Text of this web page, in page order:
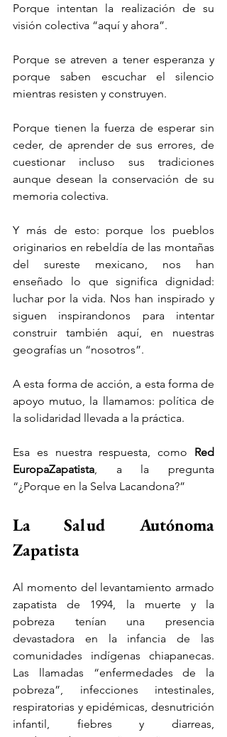
Porque intentan la realización de su
visión colectiva “aquí y ahora”.
Porque se atreven a tener esperanza y
porque saben escuchar el silencio
mientras resisten y construyen.
Porque tienen la fuerza de esperar sin
ceder, de aprender de sus errores, de
cuestionar incluso sus tradiciones
aunque desean la conservación de su
memoria colectiva.
Y más de esto: porque los pueblos
originarios en rebeldía de las montañas
del sureste mexicano, nos han
enseñado lo que significa dignidad:
luchar por la vida. Nos han inspirado y
siguen inspirandonos para intentar
construir también aquí, en nuestras
geografías un “nosotros”.
A esta forma de acción, a esta forma de
apoyo mutuo, la llamamos: política de
la solidaridad llevada a la práctica.
Esa es nuestra respuesta, como Red
EuropaZapatista, a la pregunta
“¿Porque en la Selva Lacandona?”
La Salud Autónoma
Zapatista
Al momento del levantamiento armado
zapatista de 1994, la muerte y la
pobreza tenían una presencia
devastadora en la infancia de las
comunidades indígenas chiapanecas.
Las llamadas “enfermedades de la
pobreza”, infecciones intestinales,
respiratorias y epidémicas, desnutrición
infantil, fiebres y diarreas,